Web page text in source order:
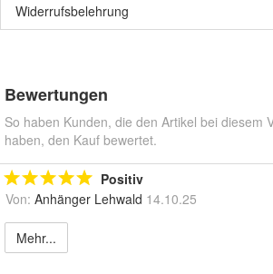
Widerrufsbelehrung
Bewertungen
So haben Kunden, die den Artikel bei diesem
haben, den Kauf bewertet.
Positiv
Von: Anhänger Lehwald 14.10.25
Mehr...